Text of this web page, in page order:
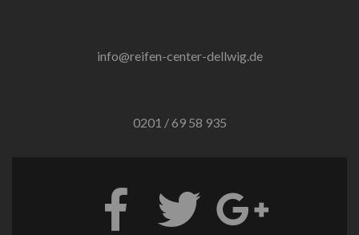
info@reifen-center-dellwig.de
0201 / 69 58 935
Facebook
Go
to
Twitter
Go
to
Google+